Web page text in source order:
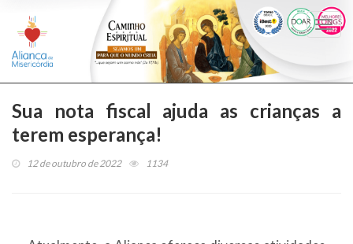
Sua nota fiscal ajuda as crianças a
terem esperança!
12 de outubro de 2022 1134